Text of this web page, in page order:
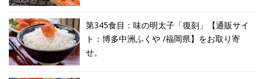
第345食目：味の明太子「復刻」【通販サイ
ト：博多中洲ふくや /福岡県】をお取り寄
せ。